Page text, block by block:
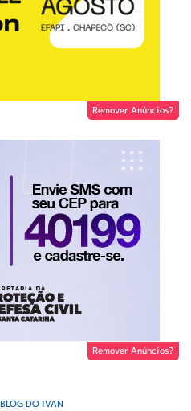
Remover Anúncios?
Remover Anúncios?
BLOG DO IVAN